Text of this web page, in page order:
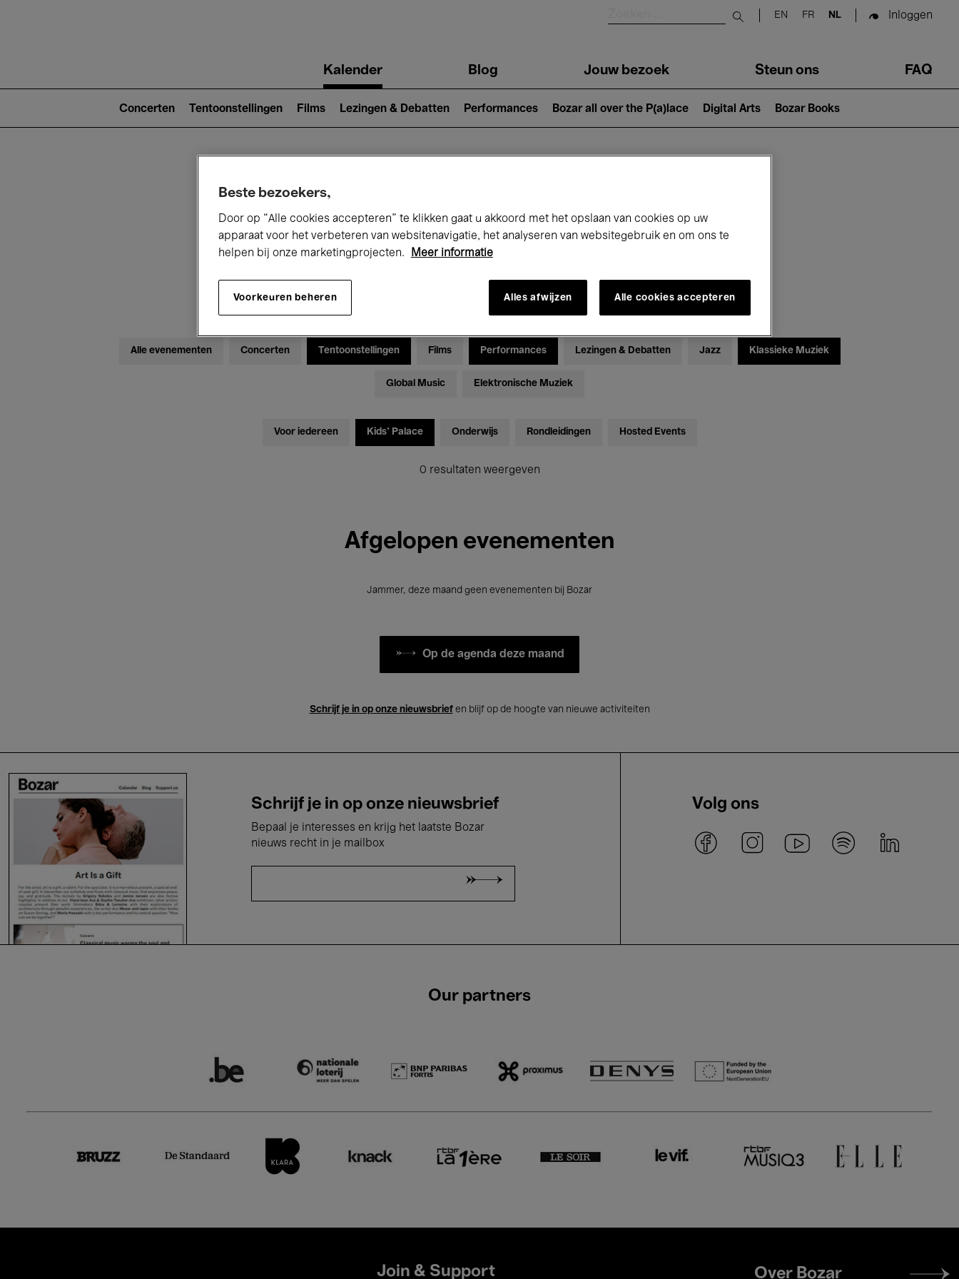
Submit search
EN FR NL Inloggen
navigationKalender Blog Jouw bezoek Steun ons FAQ
2)
Concerten Tentoonstellingen Films Lezingen & Debatten Performances Bozar all over the P(a)lace Digital Arts Bozar Books
Alle evenementen Concerten Tentoonstellingen Films Performances Lezingen & Debatten Jazz Klassieke Muziek
Global Music Elektronische Muziek
Voor iedereen Kids’ Palace Onderwijs Rondleidingen Hosted Events
0 resultaten weergeven
Afgelopen evenementen
Jammer, deze maand geen evenementen bij Bozar
Op de agenda deze maand
Schrijf je in op onze nieuwsbriefen blijf op de hoogte van nieuwe activiteiten
Schrijf je in op onze nieuwsbrief
Bepaal je interesses en krijg het laatste Bozar
nieuws recht in je mailbox
Volg ons
Our partners
Join & Support
Footer
Over Bozar
Beste bezoekers,
Door op “Alle cookies accepteren” te klikken gaat u akkoord met het opslaan van cookies op uw
apparaat voor het verbeteren van websitenavigatie, het analyseren van websitegebruik en om ons te
helpen bij onze marketingprojecten.
Meer informatie
Voorkeuren beheren Alles afwijzen Alle cookies accepteren